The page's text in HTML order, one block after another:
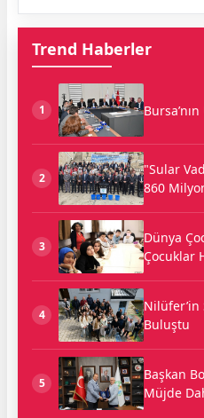
Trend Haberler
1
2
"Sular
860
3
Dünya
Çocuklar
4
Nilüfer’in
Buluştu
5
Başkan
Müjde